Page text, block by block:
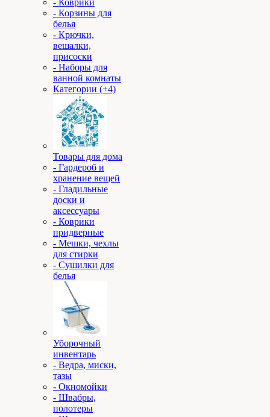
- Коврики
- Корзины для
белья
- Крючки,
вешалки,
присоски
- Наборы для
ванной комнаты
Категории (+4)
Товары для дома
- Гардероб и
хранение вещей
- Гладильные
доски и
аксессуары
- Коврики
придверные
- Мешки, чехлы
для стирки
- Сушилки для
белья
Уборочный
инвентарь
- Ведра, миски,
тазы
- Окномойки
- Швабры,
полотеры